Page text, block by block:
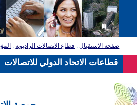
صفحة الاستقبال: قطاع الاتصالات الراديوية:
قطاعات الاتحاد الدولي للاتصالات